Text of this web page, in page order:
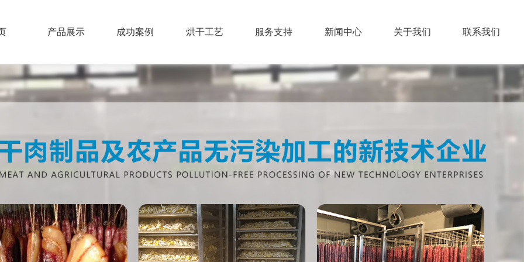
产品展示 成功案例 烘干工艺 服务支持 新闻中心 关于我们 联系我们